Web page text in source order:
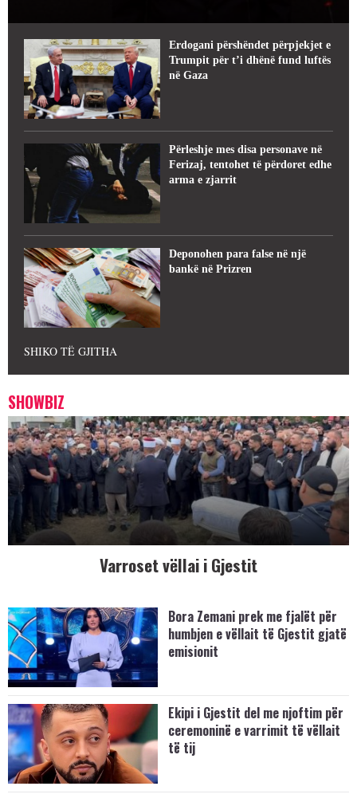
Erdogani përshëndet përpjekjet e
Trumpit për t’i dhënë fund luftës
në Gaza
Përleshje mes disa personave në
Ferizaj, tentohet të përdoret edhe
arma e zjarrit
Deponohen para false në një
bankë në Prizren
SHIKO TË GJITHA
SHOWBIZ
Varroset vëllai i Gjestit
Bora Zemani prek me fjalët për
humbjen e vëllait të Gjestit gjatë
emisionit
Ekipi i Gjestit del me njoftim për
ceremoninë e varrimit të vëllait
të tij